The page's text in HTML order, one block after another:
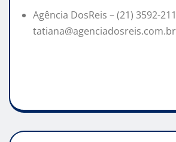
Agência DosReis – (21) 3592-
tatiana@agenciadosreis.com.br